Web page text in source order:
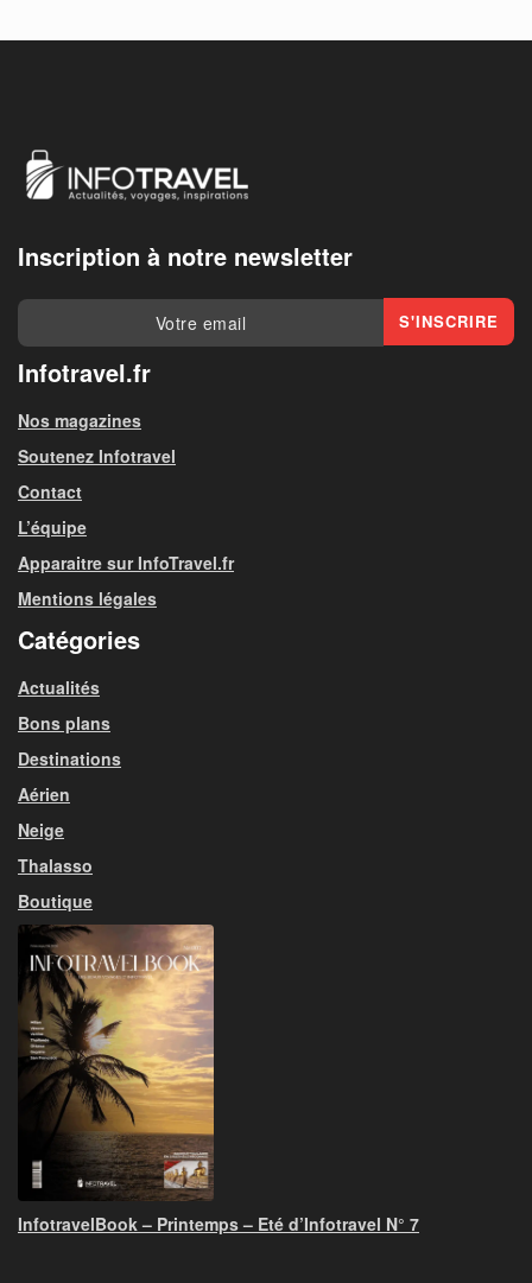
Inscription à notre newsletter
Infotravel.fr
Nos magazines
Soutenez Infotravel
Contact
L’équipe
Apparaitre sur InfoTravel.fr
Mentions légales
Catégories
Actualités
Bons plans
Destinations
Aérien
Neige
Thalasso
Boutique
InfotravelBook – Printemps – Eté d’Infotravel N° 7